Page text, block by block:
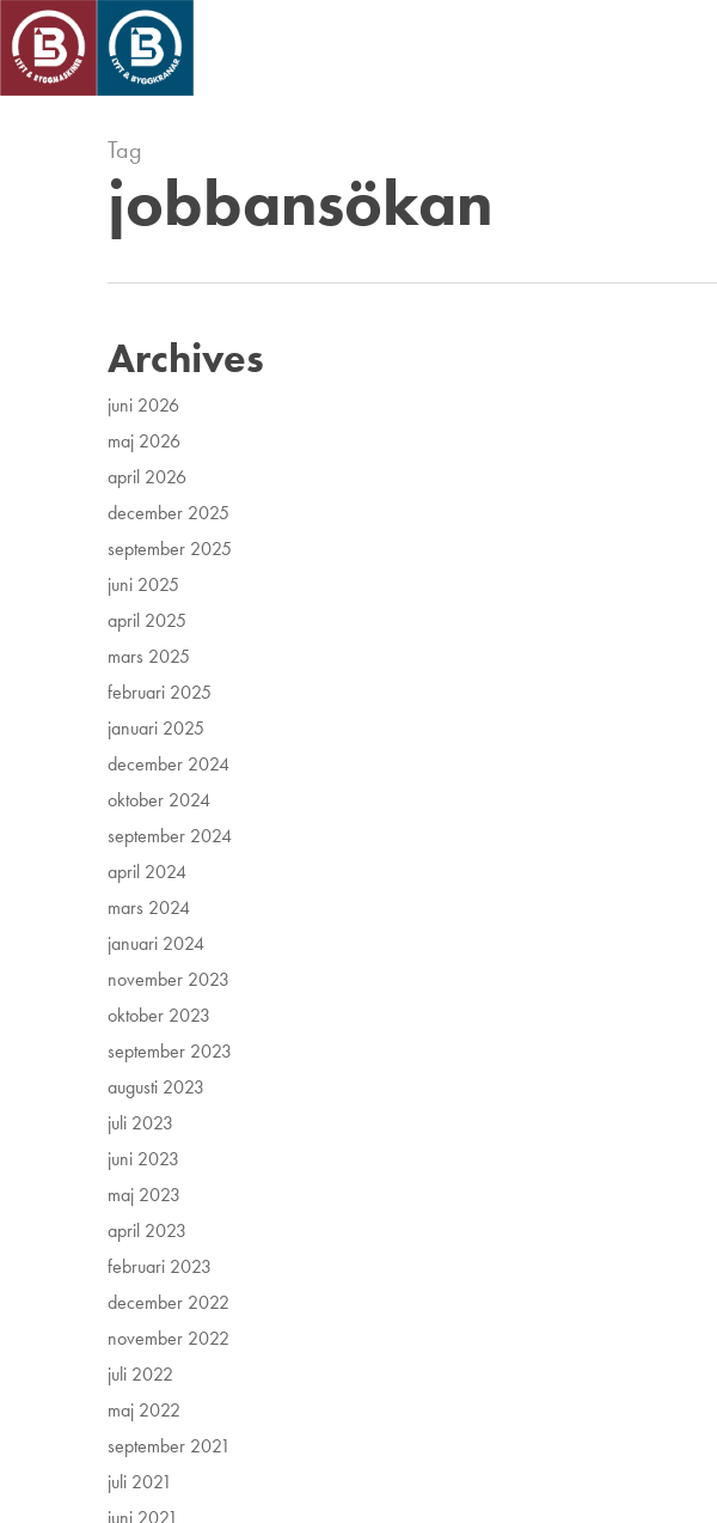
Skip
main
content
Tag
jobbansökan
Archives
juni 2026
maj 2026
april 2026
december 2025
september 2025
juni 2025
april 2025
mars 2025
februari 2025
januari 2025
december 2024
oktober 2024
september 2024
april 2024
mars 2024
januari 2024
november 2023
oktober 2023
september 2023
augusti 2023
juli 2023
juni 2023
maj 2023
april 2023
februari 2023
december 2022
november 2022
juli 2022
maj 2022
september 2021
juli 2021
juni 2021